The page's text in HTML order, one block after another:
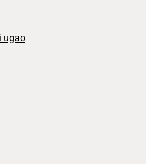
ugao